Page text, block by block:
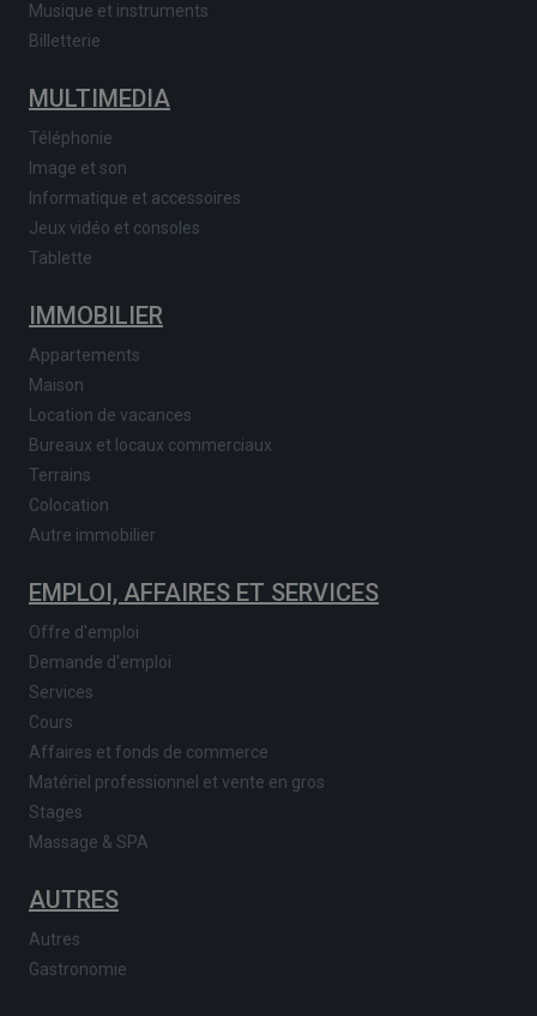
Musique et instruments
Billetterie
MULTIMEDIA
Téléphonie
Image et son
Informatique et accessoires
Jeux vidéo et consoles
Tablette
IMMOBILIER
Appartements
Maison
Location de vacances
Bureaux et locaux commerciaux
Terrains
Colocation
Autre immobilier
EMPLOI, AFFAIRES ET SERVICES
Offre d'emploi
Demande d'emploi
Services
Cours
Affaires et fonds de commerce
Matériel professionnel et vente en gros
Stages
Massage & SPA
AUTRES
Autres
Gastronomie